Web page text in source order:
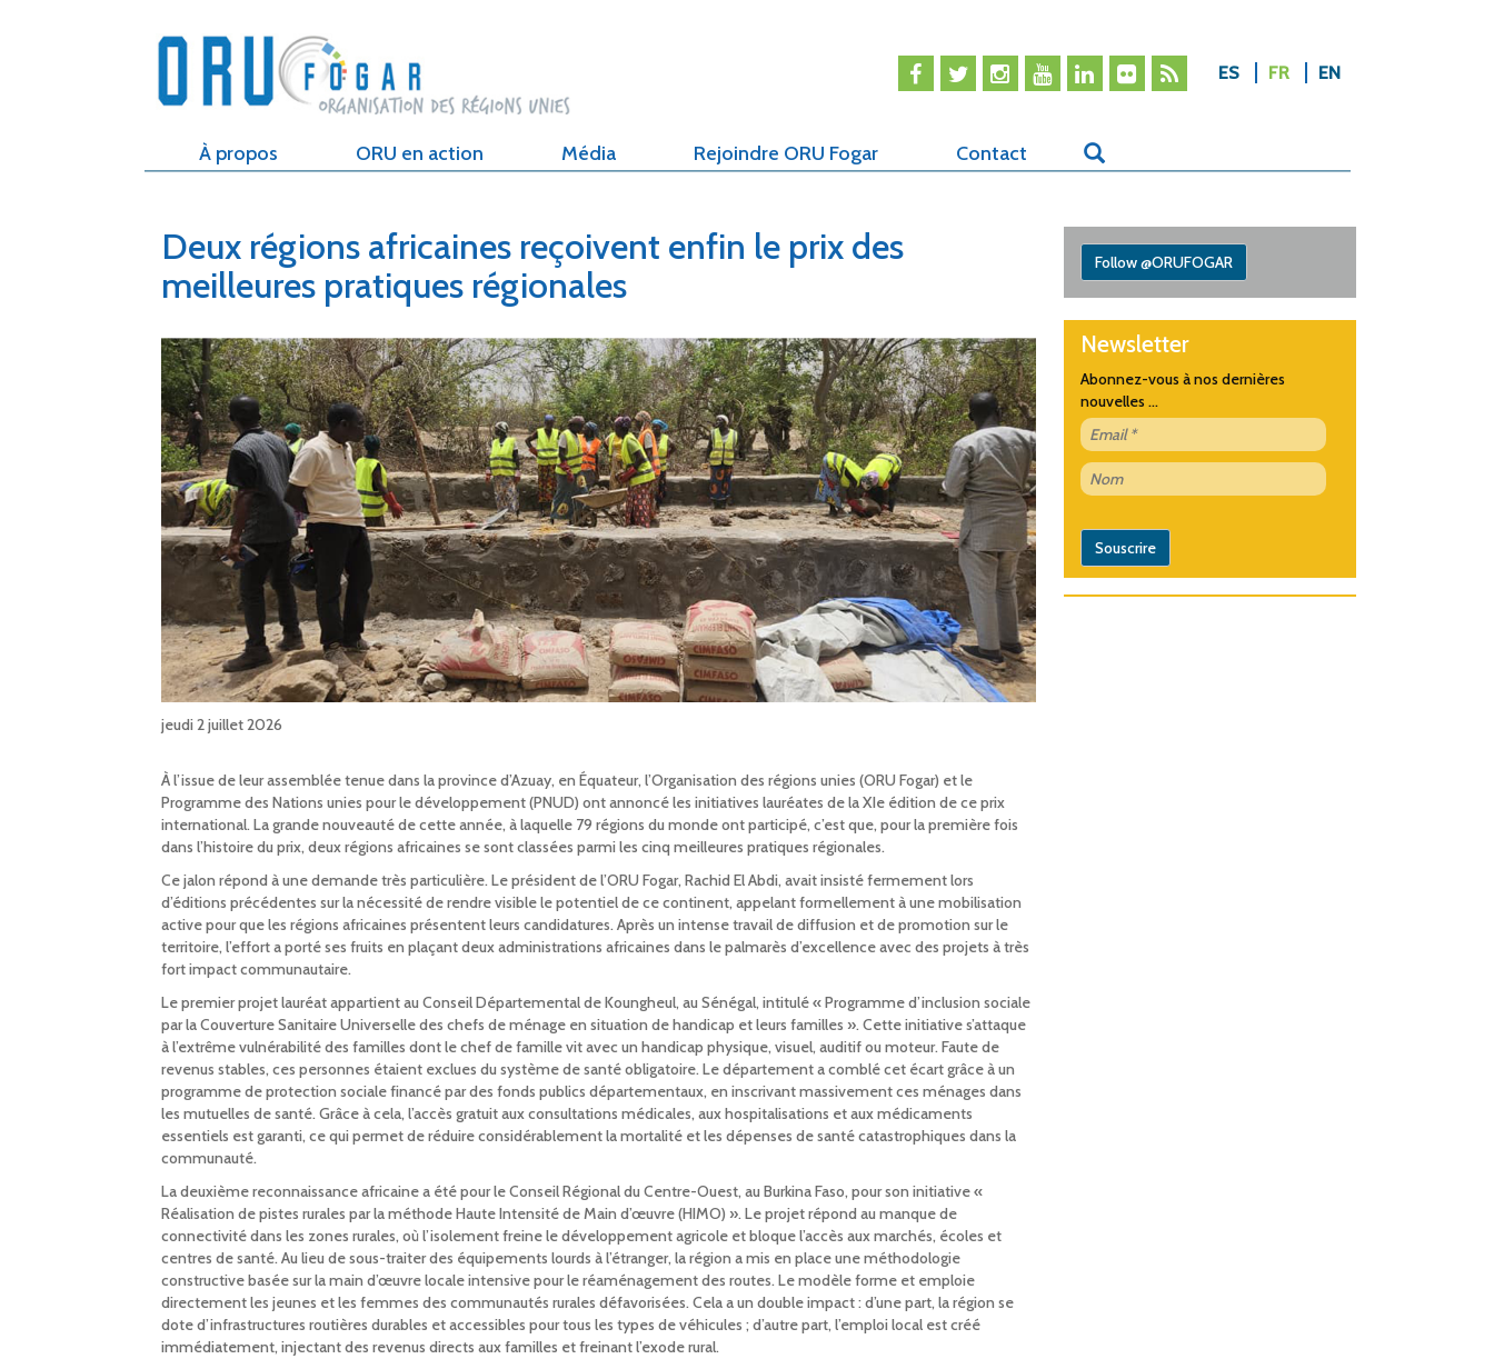
ES FR EN
À propos ORU en action Média Rejoindre ORU Fogar Contact
Deux régions africaines reçoivent enfin le prix des
meilleures pratiques régionales
jeudi 2 juillet 2026
À l’issue de leur assemblée tenue dans la province d’Azuay, en Équateur, l’Organisation des régions unies (ORU Fogar) et le
Programme des Nations unies pour le développement (PNUD) ont annoncé les initiatives lauréates de la XIe édition de ce prix
international. La grande nouveauté de cette année, à laquelle 79 régions du monde ont participé, c’est que, pour la première fois
dans l’histoire du prix, deux régions africaines se sont classées parmi les cinq meilleures pratiques régionales.
Ce jalon répond à une demande très particulière. Le président de l’ORU Fogar, Rachid El Abdi, avait insisté fermement lors
d’éditions précédentes sur la nécessité de rendre visible le potentiel de ce continent, appelant formellement à une mobilisation
active pour que les régions africaines présentent leurs candidatures. Après un intense travail de diffusion et de promotion sur le
territoire, l’effort a porté ses fruits en plaçant deux administrations africaines dans le palmarès d’excellence avec des projets à très
fort impact communautaire.
Le premier projet lauréat appartient au Conseil Départemental de Koungheul, au Sénégal, intitulé « Programme d’inclusion sociale
par la Couverture Sanitaire Universelle des chefs de ménage en situation de handicap et leurs familles ». Cette initiative s’attaque
à l’extrême vulnérabilité des familles dont le chef de famille vit avec un handicap physique, visuel, auditif ou moteur. Faute de
revenus stables, ces personnes étaient exclues du système de santé obligatoire. Le département a comblé cet écart grâce à un
programme de protection sociale financé par des fonds publics départementaux, en inscrivant massivement ces ménages dans
les mutuelles de santé. Grâce à cela, l’accès gratuit aux consultations médicales, aux hospitalisations et aux médicaments
essentiels est garanti, ce qui permet de réduire considérablement la mortalité et les dépenses de santé catastrophiques dans la
communauté.
La deuxième reconnaissance africaine a été pour le Conseil Régional du Centre-Ouest, au Burkina Faso, pour son initiative «
Réalisation de pistes rurales par la méthode Haute Intensité de Main d’œuvre (HIMO) ». Le projet répond au manque de
connectivité dans les zones rurales, où l’isolement freine le développement agricole et bloque l’accès aux marchés, écoles et
centres de santé. Au lieu de sous-traiter des équipements lourds à l’étranger, la région a mis en place une méthodologie
constructive basée sur la main d’œuvre locale intensive pour le réaménagement des routes. Le modèle forme et emploie
directement les jeunes et les femmes des communautés rurales défavorisées. Cela a un double impact : d’une part, la région se
dote d’infrastructures routières durables et accessibles pour tous les types de véhicules ; d’autre part, l’emploi local est créé
immédiatement, injectant des revenus directs aux familles et freinant l’exode rural.
Follow @ORUFOGAR
Newsletter
Abonnez-vous à nos dernières
nouvelles ...